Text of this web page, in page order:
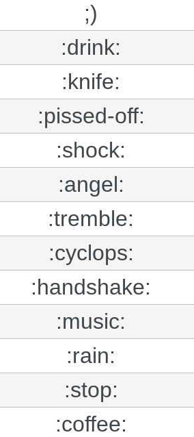
;)
:drink:
:knife:
:pissed-off:
:shock:
:angel:
:tremble:
:cyclops:
:handshake:
:music:
:rain:
:stop:
:coffee: